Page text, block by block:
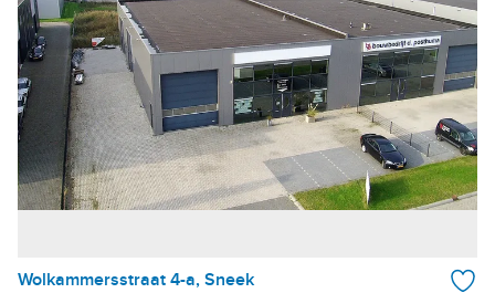
Wolkammersstraat 4-a, Sneek